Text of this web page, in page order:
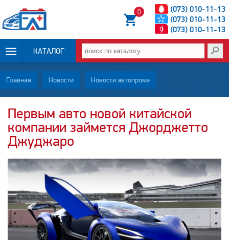
(073) 010-11-13
(073) 010-11-13
(073) 010-11-13
0
КАТАЛОГ
ОПЛАТА И
ДОСТАВКА
НОВОСТИ
СТАТЬИ
О НАС
КОНТАКТЫ
Главная Новости Новости автопрома
Первым авто новой китайской
компании займется Джорджетто
Джуджаро